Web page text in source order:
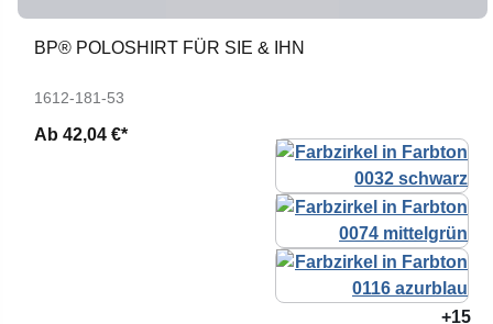
BP® POLOSHIRT FÜR SIE & IHN
1612-181-53
Ab 42,04 €*
+15